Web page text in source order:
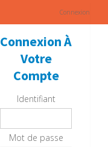
Connexion
Connexion À
Votre
Compte
Identifiant
Mot de passe